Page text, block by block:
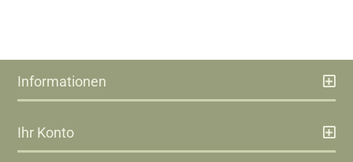
Informationen
Ihr Konto